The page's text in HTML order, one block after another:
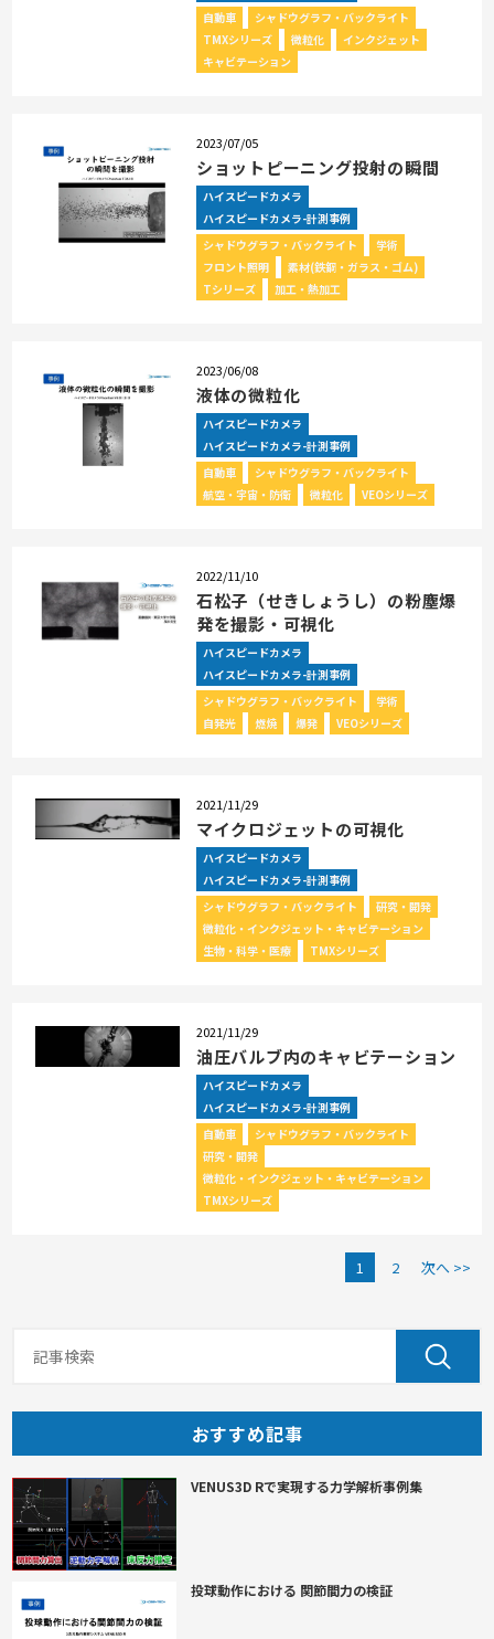
自動車
シャドウグラフ・バックライト
TMXシリーズ
微粒化
インクジェット
キャビテーション
2023/07/05
ショットピーニング投射の瞬間
ハイスピードカメラ
ハイスピードカメラ-計測事例
シャドウグラフ・バックライト
学術
フロント照明
素材(鉄鋼・ガラス・ゴム)
Tシリーズ
加工・熱加工
2023/06/08
液体の微粒化
ハイスピードカメラ
ハイスピードカメラ-計測事例
自動車
シャドウグラフ・バックライト
航空・宇宙・防衛
微粒化 VEOシリーズ
2022/11/10
石松子（せきしょうし）の粉塵爆
発を撮影・可視化
ハイスピードカメラ
ハイスピードカメラ-計測事例
シャドウグラフ・バックライト
学術
自発光
燃焼 爆発 VEOシリーズ
2021/11/29
マイクロジェットの可視化
ハイスピードカメラ
ハイスピードカメラ-計測事例
シャドウグラフ・バックライト
研究・開発
微粒化・インクジェット・キャビテーション
生物・科学・医療
TMXシリーズ
2021/11/29
油圧バルブ内のキャビテーション
ハイスピードカメラ
ハイスピードカメラ-計測事例
自動車
シャドウグラフ・バックライト
研究・開発
微粒化・インクジェット・キャビテーション
TMXシリーズ
1 2 次へ >>
おすすめ記事
VENUS3D Rで実現する力学解析事例集
投球動作における 関節間力の検証